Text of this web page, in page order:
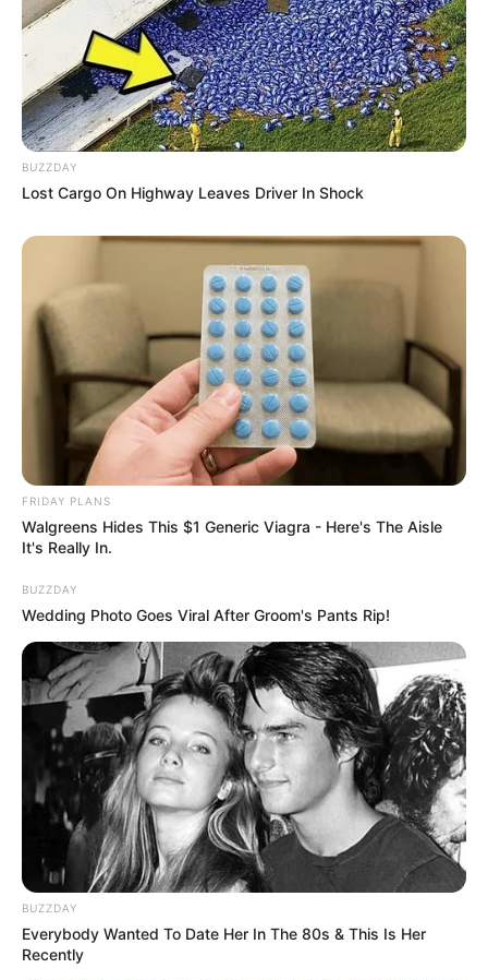
Other
เรื่องอื่นๆ ที่น่าสนใจ
ดวงรายวัน 13 กันยายน 2565
13 ก.ย. 2022
BUZZDAY
Lost Cargo On Highway Leaves Driver In Shock
FRIDAY PLANS
Walgreens Hides This $1 Generic Viagra - Here's The Aisle
It's Really In.
BUZZDAY
Wedding Photo Goes Viral After Groom's Pants Rip!
BUZZDAY
Everybody Wanted To Date Her In The 80s & This Is Her
Recently